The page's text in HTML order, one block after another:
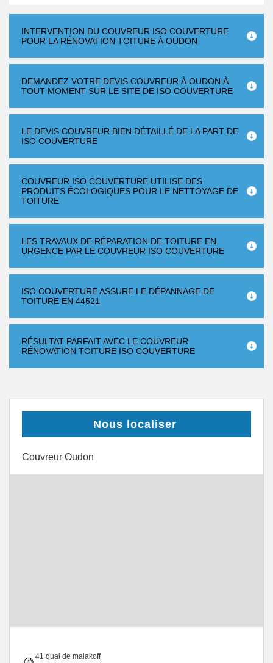
INTERVENTION DU COUVREUR ISO COUVERTURE
POUR LA RÉNOVATION TOITURE À OUDON
DEMANDEZ VOTRE DEVIS COUVREUR À OUDON À
TOUT MOMENT SUR LE SITE DE ISO COUVERTURE
LE DEVIS COUVREUR BIEN DÉTAILLÉ DE LA PART DE
ISO COUVERTURE
COUVREUR ISO COUVERTURE UTILISE DES
PRODUITS ÉCOLOGIQUES POUR LE NETTOYAGE DE
TOITURE
LES TRAVAUX DE RÉPARATION DE TOITURE EN
URGENCE PAR LE COUVREUR ISO COUVERTURE
ISO COUVERTURE ASSURE LE DÉPANNAGE DE
TOITURE EN 44521
RÉSULTAT PARFAIT AVEC LE COUVREUR
RÉNOVATION TOITURE ISO COUVERTURE
Nous localiser
Couvreur Oudon
41 quai de malakoff